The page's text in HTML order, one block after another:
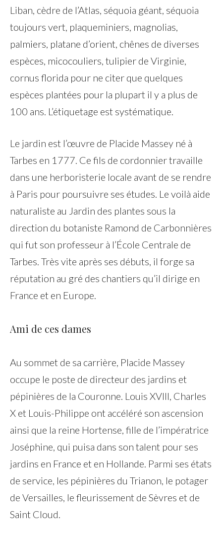
Liban, cèdre de l’Atlas, séquoia géant, séquoia
toujours vert, plaqueminiers, magnolias,
palmiers, platane d’orient, chênes de diverses
espèces, micocouliers, tulipier de Virginie,
cornus florida pour ne citer que quelques
espèces plantées pour la plupart il y a plus de
100 ans. L’étiquetage est systématique.
Le jardin est l’œuvre de Placide Massey né à
Tarbes en 1777. Ce fils de cordonnier travaille
dans une herboristerie locale avant de se rendre
à Paris pour poursuivre ses études. Le voilà aide
naturaliste au Jardin des plantes sous la
direction du botaniste Ramond de Carbonnières
qui fut son professeur à l’École Centrale de
Tarbes. Très vite après ses débuts, il forge sa
réputation au gré des chantiers qu’il dirige en
France et en Europe.
Ami de ces dames
Au sommet de sa carrière, Placide Massey
occupe le poste de directeur des jardins et
pépinières de la Couronne. Louis XVIII, Charles
X et Louis-Philippe ont accéléré son ascension
ainsi que la reine Hortense, fille de l’impératrice
Joséphine, qui puisa dans son talent pour ses
jardins en France et en Hollande. Parmi ses états
de service, les pépinières du Trianon, le potager
de Versailles, le fleurissement de Sèvres et de
Saint Cloud.